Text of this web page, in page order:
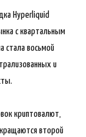
Hyperliquid
с квартальным
стала восьмой
и
криптовалют,
второй